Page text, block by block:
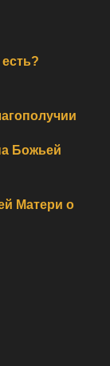
Божьей
Матери о